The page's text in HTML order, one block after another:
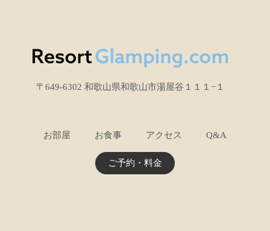
〒649-6302 和歌山県和歌山市湯屋谷１１１−１
お部屋 お食事 アクセス Q&A
ご予約・料金